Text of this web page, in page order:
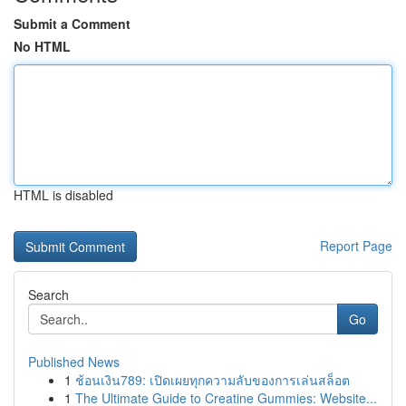
Submit a Comment
No HTML
HTML is disabled
Report Page
Search
Go
Published News
1 ช้อนเงิน789: เปิดเผยทุกความลับของการเล่นสล็อต
1 The Ultimate Guide to Creatine Gummies: Website...